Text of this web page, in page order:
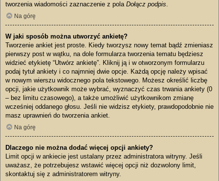
tworzenia wiadomości zaznaczenie z pola Dołącz podpis.
Na górę
W jaki sposób można utworzyć ankietę?
Tworzenie ankiet jest proste. Kiedy tworzysz nowy temat bądź zmieniasz
pierwszy post w wątku, na dole formularza tworzenia tematu będziesz
widzieć etykietę “Utwórz ankietę”. Kliknij ją i w otworzonym formularzu
podaj tytuł ankiety i co najmniej dwie opcje. Każdą opcję należy wpisać
w nowym wierszu widocznego pola tekstowego. Możesz określić liczbę
opcji, jakie użytkownik może wybrać, wyznaczyć czas trwania ankiety (0
– bez limitu czasowego), a także umożliwić użytkownikom zmianę
wcześniej oddanego głosu. Jeśli nie widzisz etykiety, prawdopodobnie nie
masz uprawnień do tworzenia ankiet.
Na górę
Dlaczego nie można dodać więcej opcji ankiety?
Limit opcji w ankiecie jest ustalany przez administratora witryny. Jeśli
uważasz, że potrzebujesz wstawić więcej opcji niż dozwolony limit,
skontaktuj się z administratorem witryny.